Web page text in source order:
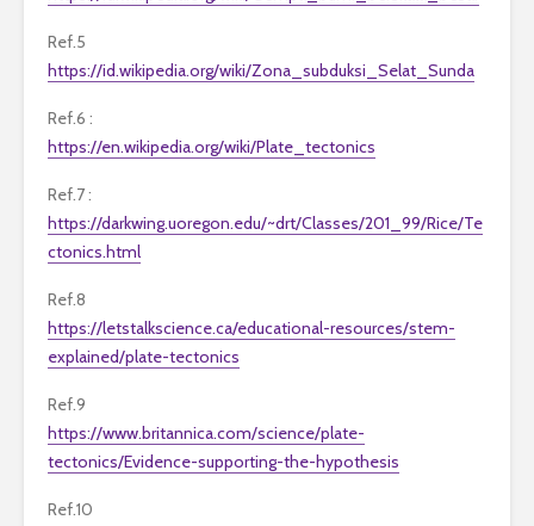
Ref.5
https://id.wikipedia.org/wiki/Zona_subduksi_Selat_Sunda
Ref.6 :
https://en.wikipedia.org/wiki/Plate_tectonics
Ref.7 :
https://darkwing.uoregon.edu/~drt/Classes/201_99/Rice/Te
ctonics.html
Ref.8
https://letstalkscience.ca/educational-resources/stem-
explained/plate-tectonics
Ref.9
https://www.britannica.com/science/plate-
tectonics/Evidence-supporting-the-hypothesis
Ref.10